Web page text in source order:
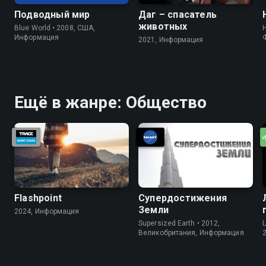
Подводный мир
Blue World • 2008, США,
Информация
Даг – спасатель
животных
2021, Информация
Ещё в жанре: Общество
Flashpoint
2024, Информация
Супердостижения
Земли
Supersized Earth • 2012,
Великобритания, Информация